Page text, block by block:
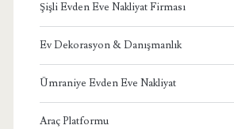
Şişli Evden Eve Nakliyat Firması
Ev Dekorasyon & Danışmanlık
Ümraniye Evden Eve Nakliyat
Araç Platformu